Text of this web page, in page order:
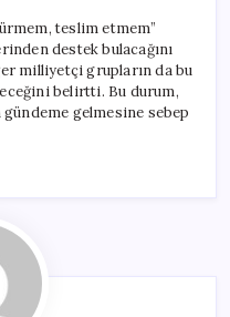
teslim etmem”
destek bulacağını
milliyetçi grupların da bu
belirtti. Bu durum,
gelmesine sebep